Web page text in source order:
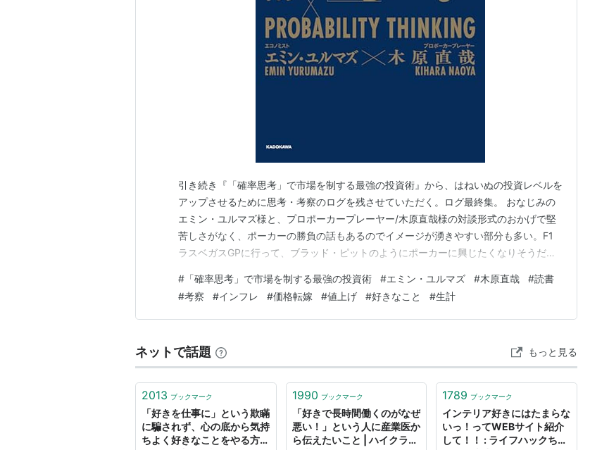
引き続き『「確率思考」で市場を制する最強の投資術』から、はねいぬの投資レベルを
アップさせるために思考・考察のログを残させていただく。ログ最終集。 おなじみの
エミン・ユルマズ様と、プロポーカープレーヤー/木原直哉様の対談形式のおかげで堅
苦しさがなく、ポーカーの勝負の話もあるのでイメージが湧きやすい部分も多い。F1
ラスベガスGPに行って、ブラッド・ピットのようにポーカーに興じたくなりそうだ。
ズ,木原 直哉 KADOKAWA Amazon ログ10）インフレ時代は株価が上がる はねいぬ思
考・考察） ログ11）…
# 「確率思考」で市場を制する最強の投資術 #エミン・ユルマズ #木原直哉 #読書
#考察 #インフレ #価格転嫁 #値上げ #好きなこと #生計
ネットで話題 もっと見る
2013 ブックマーク
「好きを仕事に」という欺瞞
に騙されず、心の底から気持
ちよく好きなことをやる方法
1990 ブックマーク
「好きで長時間働くのがなぜ
悪い！」という人に産業医か
ら伝えたいこと | ハイクラス
1789 ブックマーク
インテリア好きにはたまらな
いっ！ってWEBサイト紹介
して！！ : ライフハックちゃ